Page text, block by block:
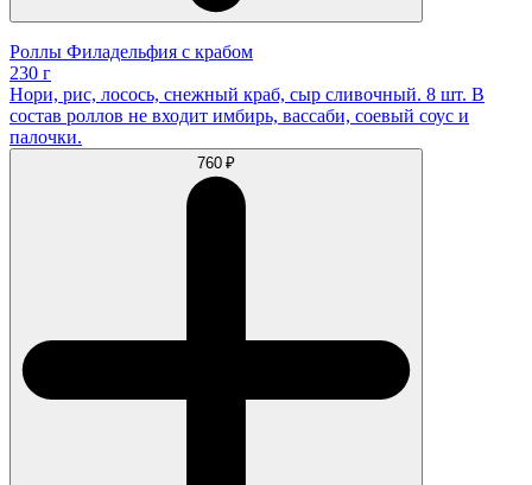
Роллы Филадельфия с крабом
230 г
Нори, рис, лосось, снежный краб, сыр сливочный. 8 шт. В
состав роллов не входит имбирь, вассаби, соевый соус и
палочки.
760 ₽